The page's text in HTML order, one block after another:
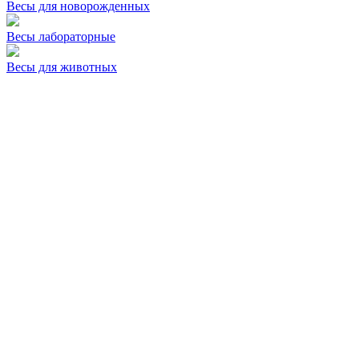
Весы для новорожденных
Весы лабораторные
Весы для животных